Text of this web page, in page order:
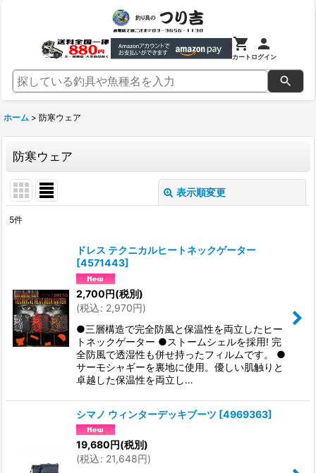
カートログイン
ホーム > 防寒ウェア
防寒ウェア
表示順変更
絞り込む
5件
ドレス テクニカルヒートネックゲーター
[4571443]
2,700円(税別)
(税込: 2,970円)
●三層構造で完全防風と保温性を両立したヒー
トネックゲーター ●ストームシェルを採用! 完
全防風で透湿性も併せ持ったフィルムです。 ●
サーモシャギーを裏地に使用。優しい肌触りと
卓越した保温性を両立し…
シマノ ウィンターデッキブーツ [4969363]
19,680円(税別)
(税込: 21,648円)